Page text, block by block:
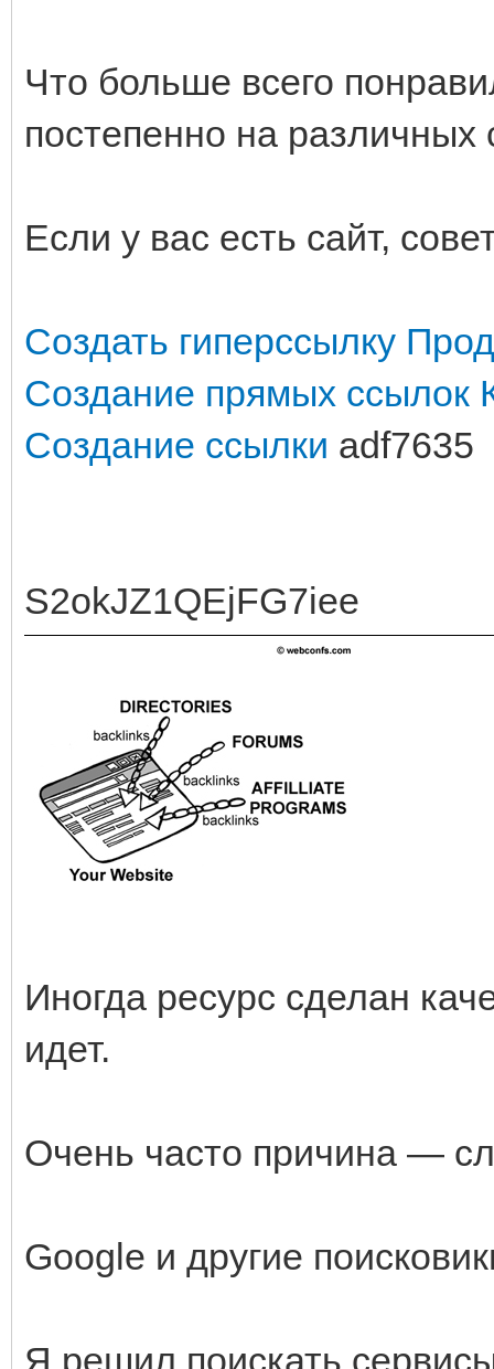
Что больше всего
постепенно на различных
Если у вас есть сайт,
Создать гиперссылку
Создание прямых ссылок
Создание ссылки adf7635
S2okJZ1QEjFG7iee
Иногда ресурс сделан
идет.
Очень часто причина —
Google и другие
Я решил поискать